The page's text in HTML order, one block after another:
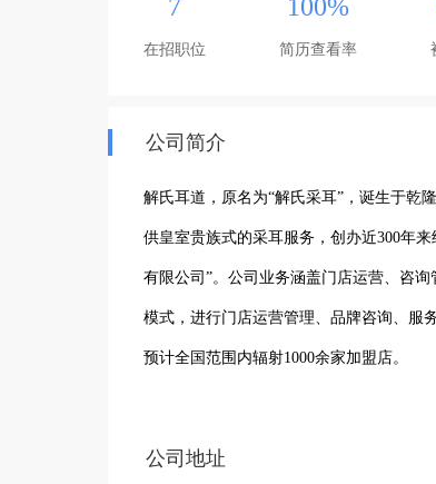
7
在招职位
100%
简历查看率
公司简介
解氏耳道，原名为“解氏采耳”，诞生于乾
供皇室贵族式的采耳服务，创办近300年
有限公司”。公司业务涵盖门店运营、咨
模式，进行门店运营管理、品牌咨询、服
预计全国范围内辐射1000余家加盟店。
《解氏耳道》先后组织了全国“采耳行业
公司地址